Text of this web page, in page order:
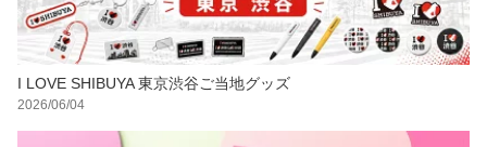
I LOVE SHIBUYA 東京渋谷ご当地グッズ
2026/06/04